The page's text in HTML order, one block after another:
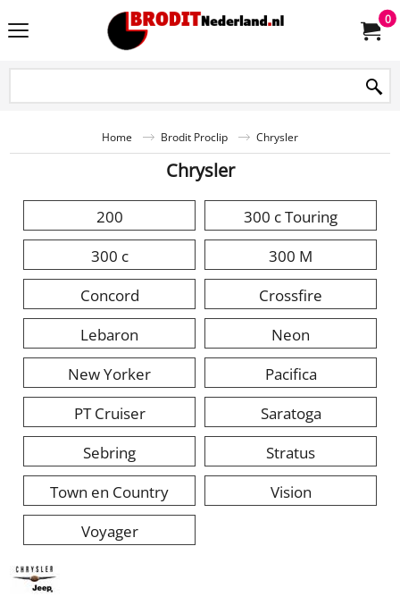
0
Home Brodit Proclip Chrysler
Chrysler
200
300 c Touring
300 c
300 M
Concord
Crossfire
Lebaron
Neon
New Yorker
Pacifica
PT Cruiser
Saratoga
Sebring
Stratus
Town en Country
Vision
Voyager